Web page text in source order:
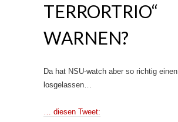
TERRORTRIO“
WARNEN?
Da hat NSU-watch aber so richtig einen
losgelassen…
… diesen Tweet: